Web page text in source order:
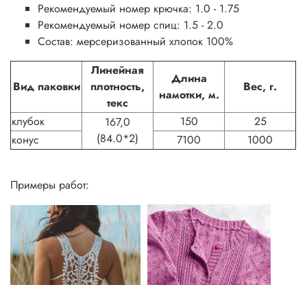
Рекомендуемый номер крючка: 1.0 - 1.75
Рекомендуемый номер спиц: 1.5 - 2.0
Состав: мерсеризованный хлопок 100%
Вид паковки
Линейная
плотность,
текс
Длина
намотки, м.
Вес, г.
клубок
167,0
(84.0*2)
150
25
конус
7100 1000
Примеры работ: